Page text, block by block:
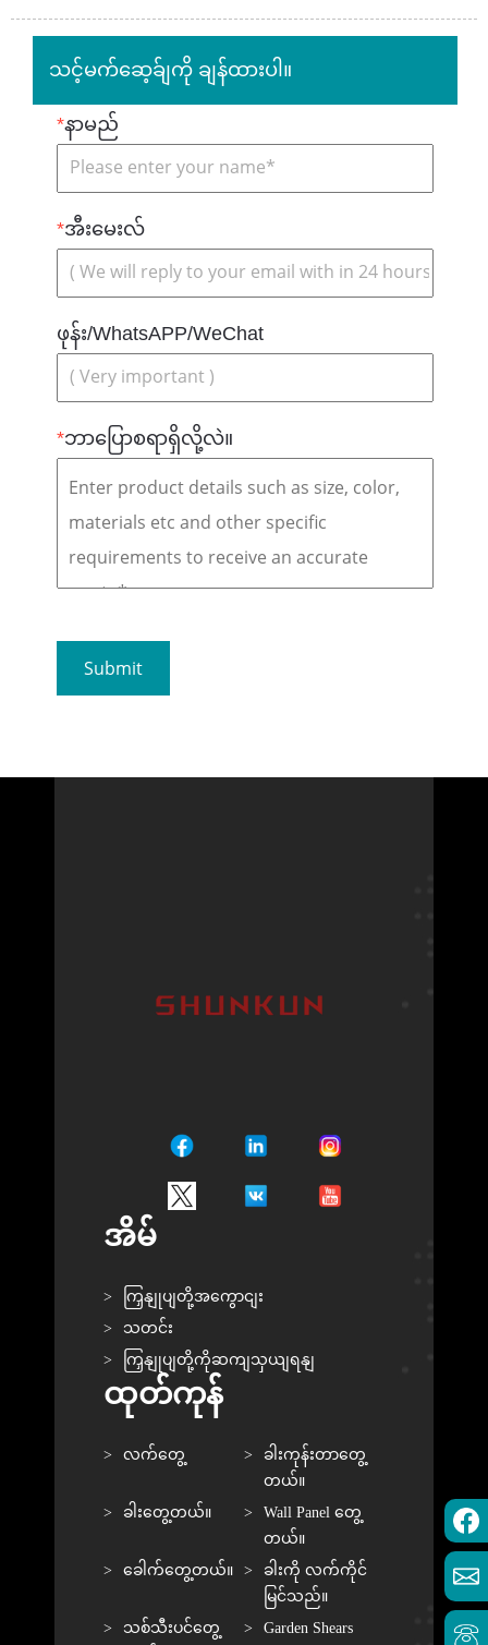
သင့်မက်ဆေ့ခ်ျကို ချန်ထားပါ။
*နာမည်
*အီးမေးလ်
ဖုန်း/WhatsAPP/WeChat
*ဘာပြောစရာရှိလို့လဲ။
အိမ်
ကြှနျုပျတို့အကွောငျး
သတင်း
ကြှနျုပျတို့ကိုဆကျသှယျရနျ
ထုတ်ကုန်
လက်တွေ့
ခါးကုန်းတာတွေ့
တယ်။
ခါးတွေ့တယ်။
Wall Panel တွေ့
တယ်။
ခေါက်တွေ့တယ်။
ခါးကို လက်ကိုင်
မြင်သည်။
သစ်သီးပင်တွေ့
Garden Shears